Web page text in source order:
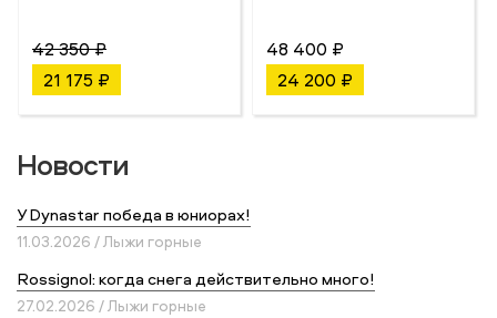
42 350 ₽
21 175 ₽
48 400 ₽
24 200 ₽
Новости
У Dynastar победа в юниорах!
11.03.2026 / Лыжи горные
Rossignol: когда снега действительно много!
27.02.2026 / Лыжи горные